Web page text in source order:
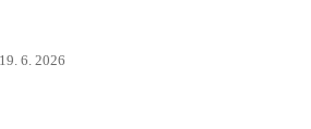
19. 6. 2026